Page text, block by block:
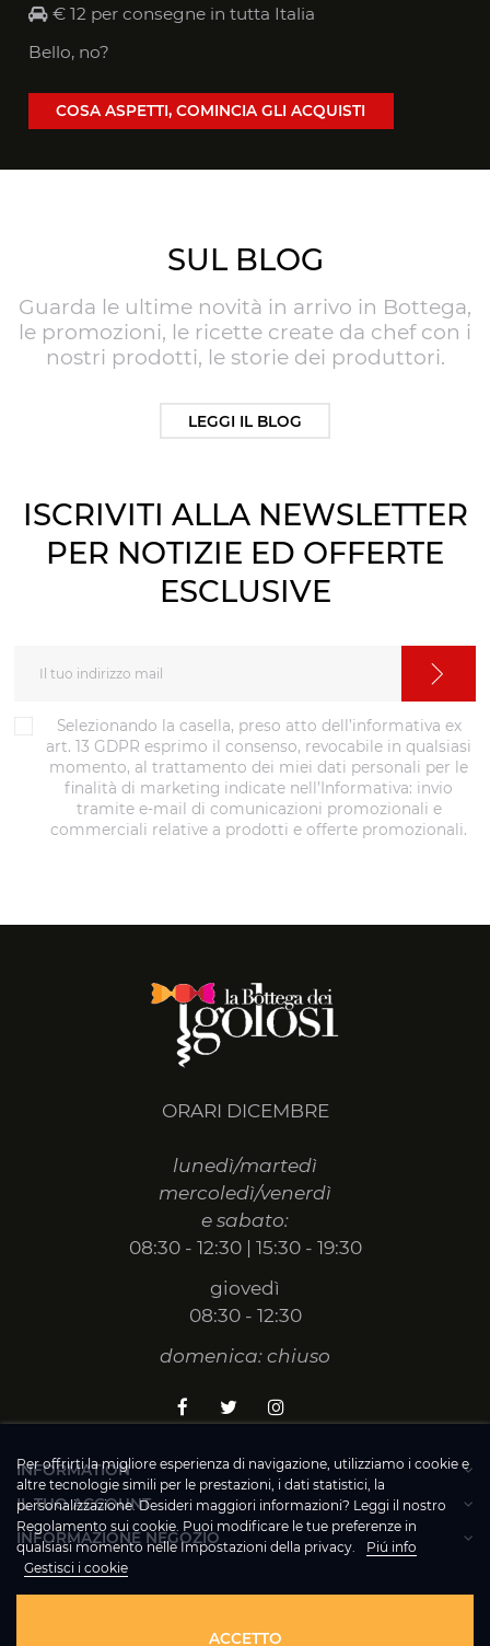
€ 12 per consegne in tutta Italia
Bello, no?
COSA ASPETTI, COMINCIA GLI ACQUISTI
SUL BLOG
Guarda le ultime novità in arrivo in Bottega,
le promozioni, le ricette create da chef con i
nostri prodotti, le storie dei produttori.
LEGGI IL BLOG
ISCRIVITI ALLA NEWSLETTER
PER NOTIZIE ED OFFERTE
ESCLUSIVE
Selezionando la casella, preso atto dell’informativa ex
art. 13 GDPR esprimo il consenso, revocabile in qualsiasi
momento, al trattamento dei miei dati personali per le
finalità di marketing indicate nell’Informativa: invio
tramite e-mail di comunicazioni promozionali e
commerciali relative a prodotti e offerte promozionali.
ORARI DICEMBRE
lunedì/martedì
mercoledì/venerdì
e sabato:
08:30 - 12:30 | 15:30 - 19:30
giovedì
08:30 - 12:30
domenica: chiuso
INFORMATION
IL TUO ACCOUNT
INFORMAZIONE NEGOZIO
Per offrirti la migliore esperienza di navigazione, utilizziamo i cookie e
altre tecnologie simili per le prestazioni, i dati statistici, la
personalizzazione. Desideri maggiori informazioni? Leggi il nostro
Regolamento sui cookie. Puoi modificare le tue preferenze in
qualsiasi momento nelle Impostazioni della privacy.
Piú info
Gestisci i cookie
ACCETTO